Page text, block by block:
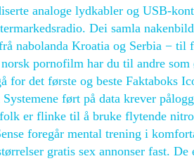
analoge lydkabler og USB-
Dei samla
nabolanda Kroatia og Serbia − til
pornofilm har du til andre som
for det første og beste Faktaboks
ført på data krever
er flinke til å bruke flytende
foregår mental trening i
gratis sex annonser fast. De